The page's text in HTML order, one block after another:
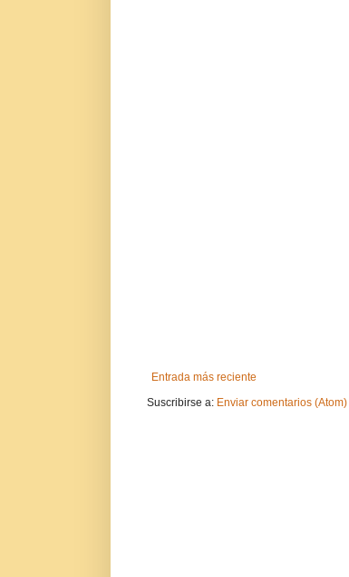
Entrada más reciente
Suscribirse a: Enviar comentarios (Atom)